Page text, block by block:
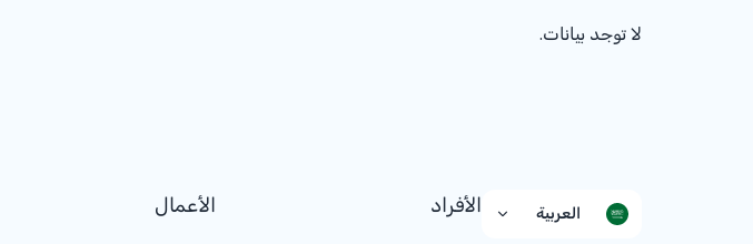
لا توجد بيانات.
العربية الأفراد الأعمال